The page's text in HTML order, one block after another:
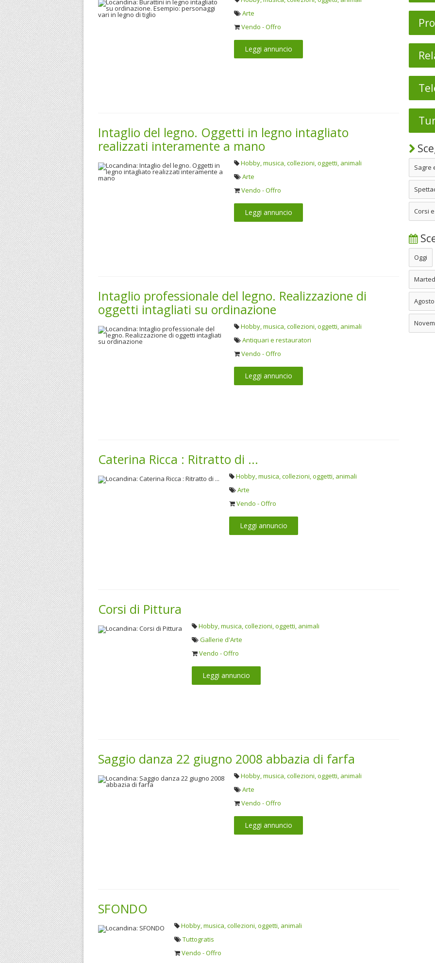
Arte
Vendo - Offro
Leggi annuncio
Intaglio del legno. Oggetti in legno intagliato
realizzati interamente a mano
Hobby, musica, collezioni, oggetti, animali
Arte
Vendo - Offro
Leggi annuncio
Intaglio professionale del legno. Realizzazione di
oggetti intagliati su ordinazione
Hobby, musica, collezioni, oggetti, animali
Antiquari e restauratori
Vendo - Offro
Leggi annuncio
Caterina Ricca : Ritratto di ...
Hobby, musica, collezioni, oggetti, animali
Arte
Vendo - Offro
Leggi annuncio
Corsi di Pittura
Hobby, musica, collezioni, oggetti, animali
Gallerie d'Arte
Vendo - Offro
Leggi annuncio
Saggio danza 22 giugno 2008 abbazia di farfa
Hobby, musica, collezioni, oggetti, animali
Arte
Vendo - Offro
Leggi annuncio
SFONDO
Hobby, musica, collezioni, oggetti, animali
Tuttogratis
Vendo - Offro
Sagre
Corsi
Oggi
Agosto